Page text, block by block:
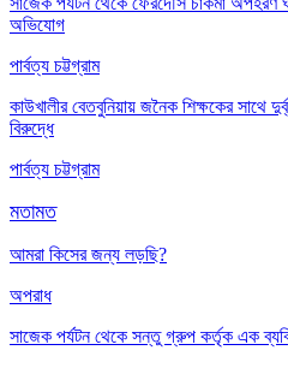
অভিযোগ
পার্বত্য চট্টগ্রাম
কাউখালীর বেতবুনিয়ায় জনৈক শিক্ষকের সাথে
বিরুদ্ধে
পার্বত্য চট্টগ্রাম
মতামত
আমরা কিসের জন্য লড়ছি?
অপরাধ
সাজেক পর্যটন থেকে সন্তু গ্রুপ কর্তৃক এক